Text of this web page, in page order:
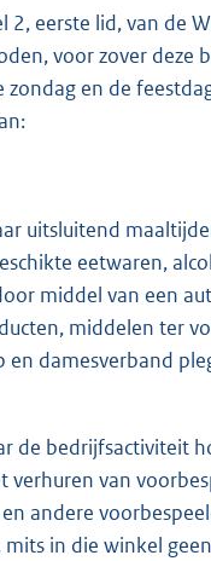
2, eerste lid, van de
voor zover deze
zondag en de
uitsluitend
eetwaren,
middel van een
middelen ter
en damesverband
de bedrijfsactiviteit
verhuren van
andere
mits in die winkel